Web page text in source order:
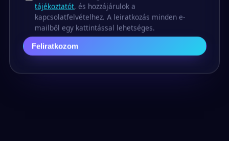
tájékoztatót, és hozzájárulok a
kapcsolatfelvételhez. A leiratkozás minden e-
mailből egy kattintással lehetséges.
Feliratkozom